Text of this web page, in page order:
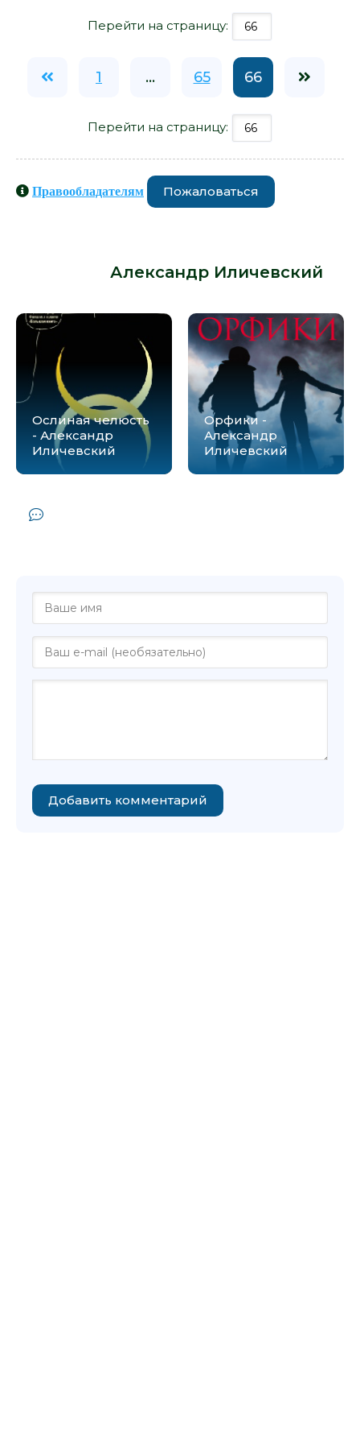
Перейти на страницу:
1 ... 65 66
Перейти на страницу:
Правообладателям Пожаловаться
Александр Иличевский
Ослиная челюсть
- Александр
Иличевский
Орфики -
Александр
Иличевский
Добавить комментарий